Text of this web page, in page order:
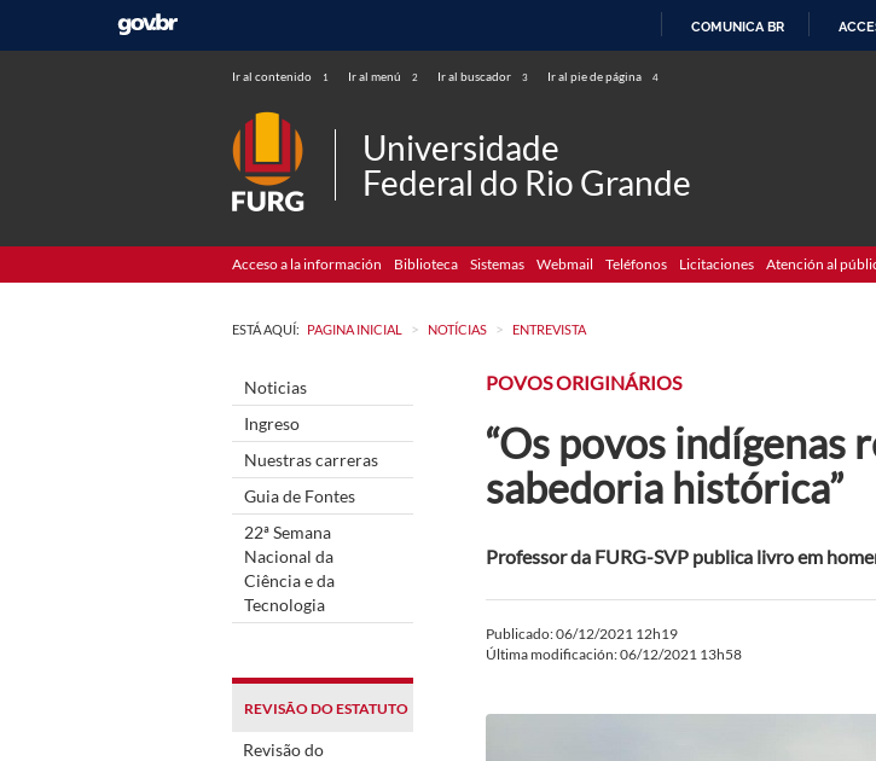
COMUNICA BR
Ir al contenido 1 Ir al menú 2 Ir al buscador 3 Ir al pie de página 4
Universidade
Federal do Rio Grande
Acceso a la información Biblioteca Sistemas Webmail Teléfonos Licitaciones Atención al
ESTÁ AQUÍ: PAGINA INICIAL > NOTÍCIAS > ENTREVISTA
Noticias
Ingreso
Nuestras carreras
Guia de Fontes
22ª Semana
Nacional da
Ciência e da
Tecnologia
REVISÃO DO ESTATUTO
Revisão do
POVOS ORIGINÁRIOS
“Os povos indígenas
sabedoria histórica”
Professor da FURG-SVP publica livro em
Publicado: 06/12/2021 12h19
Última modificación: 06/12/2021 13h58